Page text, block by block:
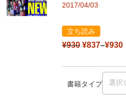
2017/04/03
立ち読み
¥930 ¥837–¥930
書籍タイプ